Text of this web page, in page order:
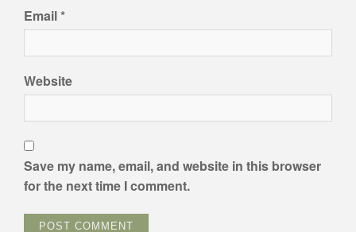
Email*
Website
Save my name, email, and website in this browser
for the next time I comment.